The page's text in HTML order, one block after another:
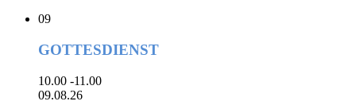
09
GOTTESDIENST
10.00 -11.00
09.08.26